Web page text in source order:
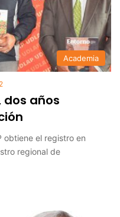
Academia
dos años
obtiene el registro en
regional de